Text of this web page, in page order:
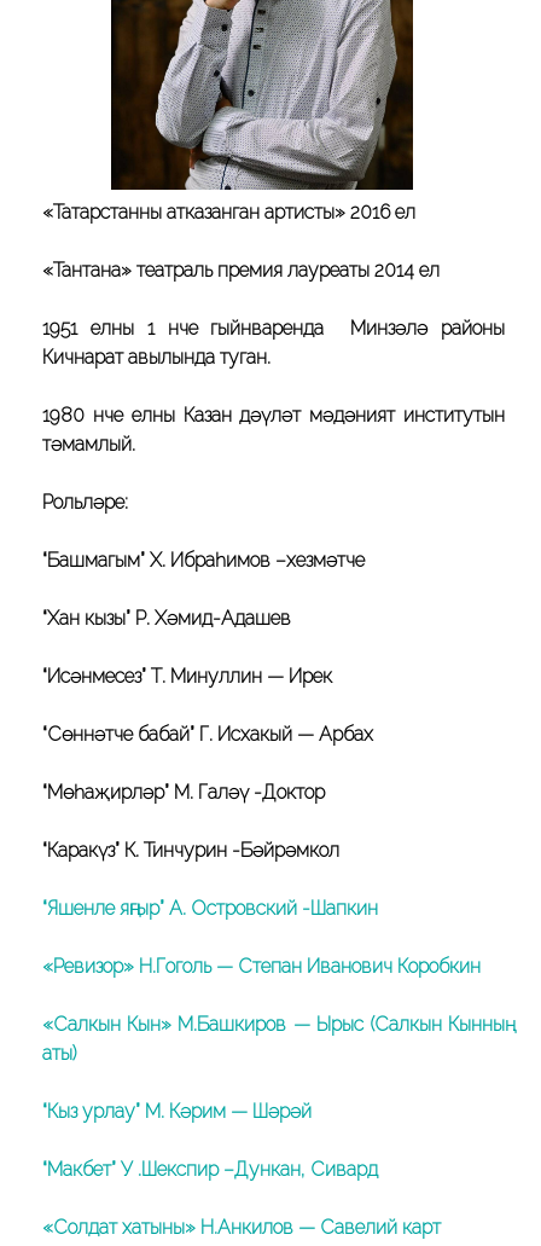
«Татарстанның атказанган артисты» 2016 ел
«Тантана» театраль премия лауреаты 2014 ел
1951 елның 1 нче гыйнваренда Минзәлә районы
Кичнарат авылында туган.
1980 нче елны Казан дәүләт мәдәният институтын
тәмамлый.
Рольләре:
“Башмагым” Х. Ибраһимов –хезмәтче
“Хан кызы” Р. Хәмид-Адашев
“Исәнмесез” Т. Миңнуллин — Ирек
“Сөннәтче бабай” Г. Исхакый — Арбах
“Мөһаҗирләр” М. Галәү -Доктор
“Каракүз” К. Тинчурин -Бәйрәмкол
“Яшенле яңгыр” А. Островский -Шапкин
«Ревизор» Н.Гоголь — Степан Иванович Коробкин
«Салкын Кын» М.Башкиров — Ырыс (Салкын Кынның
аты)
“Кыз урлау” М. Кәрим — Шәрәй
“Макбет” У .Шекспир –Дункан, Сивард
«Солдат хатыны» Н.Анкилов — Савелий карт